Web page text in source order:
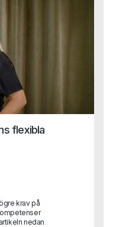
flexibla
krav på
nedan